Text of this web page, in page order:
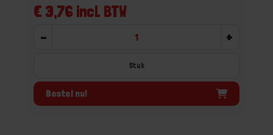
€ 3,76 incl. BTW
- +
Stuk
Bestel nu!